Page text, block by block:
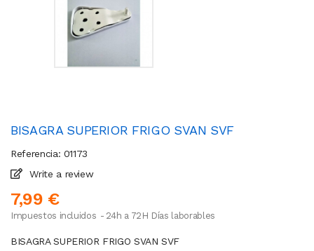
BISAGRA SUPERIOR FRIGO SVAN SVF
Referencia: 01173
Write a review
7,99 €
Impuestos incluidos 24h a 72H Días laborables
BISAGRA SUPERIOR FRIGO SVAN SVF